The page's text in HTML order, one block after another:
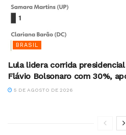
BRASIL
Lula lidera corrida
Flávio Bolsonaro com 30%,
5 DE AGOSTO DE 2026